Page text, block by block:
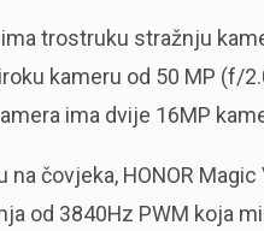
trostruku stražnju
kameru od 50 MP (f/
ima dvije 16MP
čovjeka, HONOR
od 3840Hz PWM koja